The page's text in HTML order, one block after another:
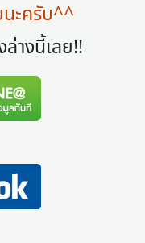
ะครับ^^
างนี้เลย!!